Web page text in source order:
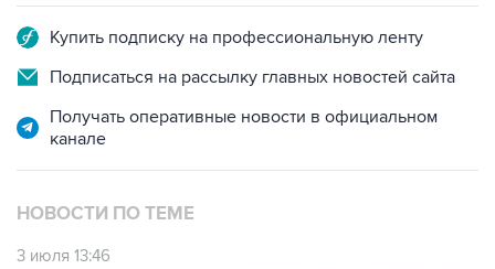
Купить подписку на профессиональную ленту
Подписаться на рассылку главных новостей сайта
Получать оперативные новости в официальном
канале
НОВОСТИ ПО ТЕМЕ
3 июля 13:46